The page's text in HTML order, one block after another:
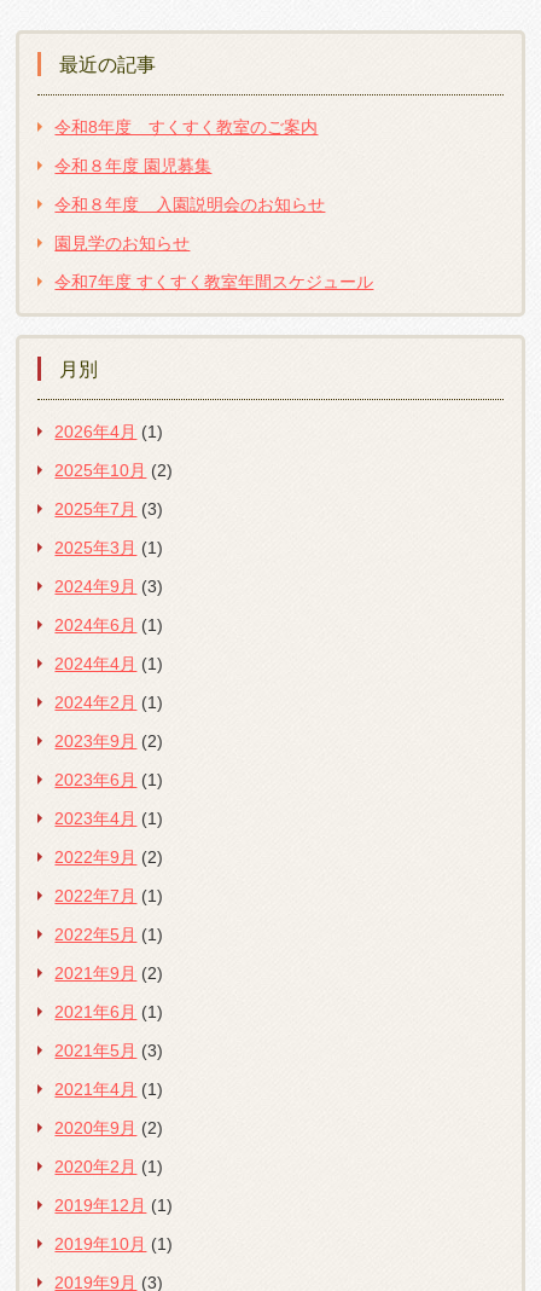
最近の記事
令和8年度 すくすく教室のご案内
令和８年度 園児募集
令和８年度 入園説明会のお知らせ
園見学のお知らせ
令和7年度 すくすく教室年間スケジュール
月別
2026年4月 (1)
2025年10月 (2)
2025年7月 (3)
2025年3月 (1)
2024年9月 (3)
2024年6月 (1)
2024年4月 (1)
2024年2月 (1)
2023年9月 (2)
2023年6月 (1)
2023年4月 (1)
2022年9月 (2)
2022年7月 (1)
2022年5月 (1)
2021年9月 (2)
2021年6月 (1)
2021年5月 (3)
2021年4月 (1)
2020年9月 (2)
2020年2月 (1)
2019年12月 (1)
2019年10月 (1)
2019年9月 (3)